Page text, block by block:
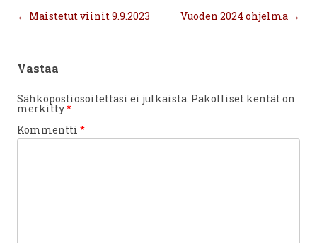
Artikkelien
← Maistetut viinit 9.9.2023 Vuoden 2024 ohjelma →
Vastaa
Sähköpostiosoitettasi ei julkaista. Pakolliset kentät on
merkitty*
Kommentti *